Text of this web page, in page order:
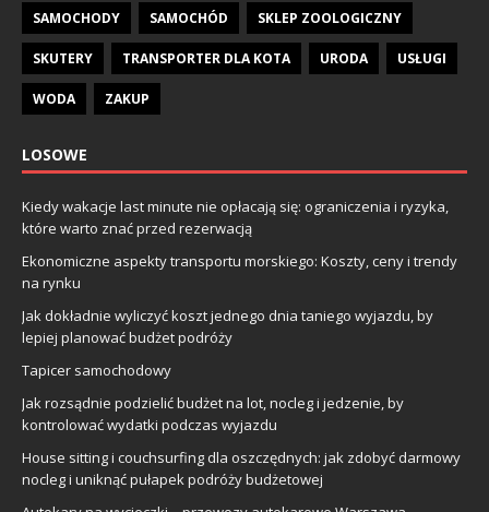
SAMOCHODY SAMOCHÓD SKLEP ZOOLOGICZNY
SKUTERY TRANSPORTER DLA KOTA URODA USŁUGI
WODA ZAKUP
LOSOWE
Kiedy wakacje last minute nie opłacają się: ograniczenia i ryzyka,
które warto znać przed rezerwacją
Ekonomiczne aspekty transportu morskiego: Koszty, ceny i trendy
na rynku
Jak dokładnie wyliczyć koszt jednego dnia taniego wyjazdu, by
lepiej planować budżet podróży
Tapicer samochodowy
Jak rozsądnie podzielić budżet na lot, nocleg i jedzenie, by
kontrolować wydatki podczas wyjazdu
House sitting i couchsurfing dla oszczędnych: jak zdobyć darmowy
nocleg i uniknąć pułapek podróży budżetowej